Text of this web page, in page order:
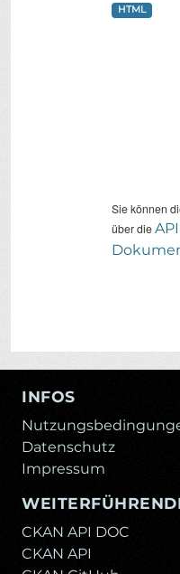
HTML
Sie können
über dieAPI
INFOS
Datenschutz
Impressum
CKAN API DOC
CKAN API